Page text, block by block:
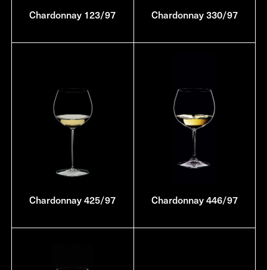
Chardonnay 123/97 Chardonnay 330/97
Chardonnay 425/97 Chardonnay 446/97